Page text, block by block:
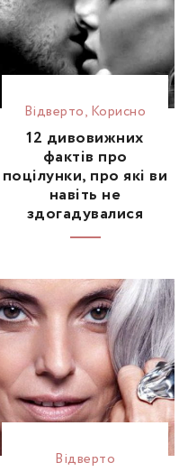
Відвертo, Корисно
12 дивовижних
фактів про
поцілунки, про які ви
навіть не
здогадувалися
Відвертo